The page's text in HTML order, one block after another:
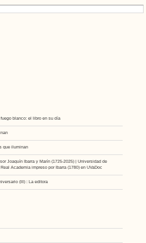
fuego blanco: el libro en su día
que iluminan
Joaquín Ibarra y Marín (1725-2025) | Universidad de
Academia impreso por Ibarra (1780) en UVaDoc
(III) : La editora